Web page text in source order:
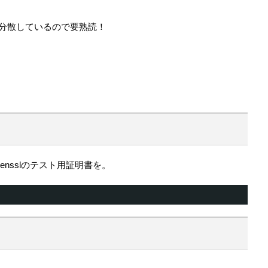
散しているので要熟読！
のテスト用証明書を。